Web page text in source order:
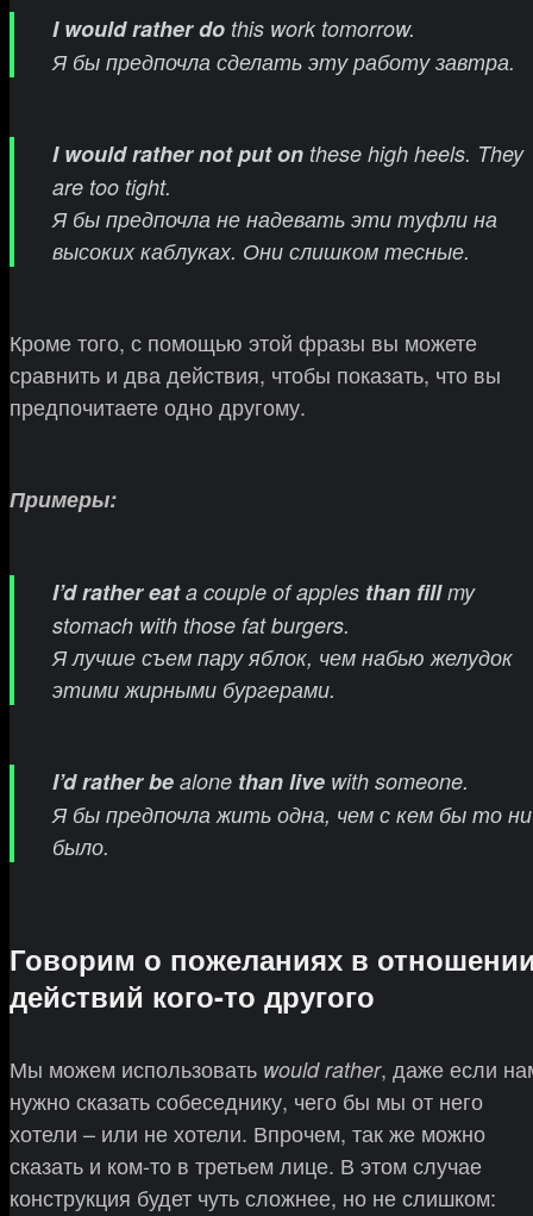
I would rather do this work tomorrow.
Я бы предпочла сделать эту работу завтра.
I would rather not put on these high heels. They
are too tight.
Я бы предпочла не надевать эти туфли на
высоких каблуках. Они слишком тесные.
Кроме того, с помощью этой фразы вы можете
сравнить и два действия, чтобы показать, что вы
предпочитаете одно другому.
Примеры:
I’d rather eata couple of apples than fillmy
stomach with those fat burgers.
Я лучше съем пару яблок, чем набью желудок
этими жирными бургерами.
I’d rather be alone than live with someone.
Я бы предпочла жить одна, чем с кем бы то ни
было.
Говорим о пожеланиях в
действий кого-то другого
Мы можем использовать would rather, даже если
нужно сказать собеседнику, чего бы мы от него
хотели – или не хотели. Впрочем, так же можно
сказать и ком-то в третьем лице. В этом случае
конструкция будет чуть сложнее, но не слишком: